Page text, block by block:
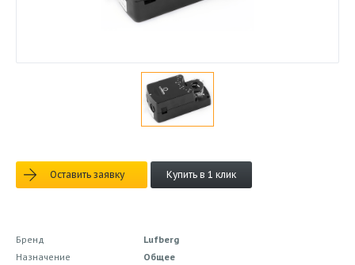
Оставить заявку Купить в 1 клик
Бренд
Lufberg
Назначение
Общее